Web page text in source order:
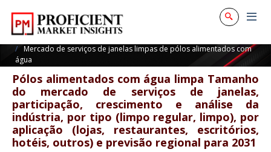
Início
Mercado de serviços de janelas limpas de pólos alimentados com
água
Pólos alimentados com água limpa Tamanho
do mercado de serviços de janelas,
participação, crescimento e análise da
indústria, por tipo (limpo regular, limpo), por
aplicação (lojas, restaurantes, escritórios,
hotéis, outros) e previsão regional para 2031